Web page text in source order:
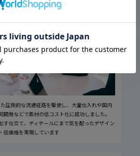
れ体制に基づく
圧倒的な流通経路を駆使し、大量仕入れや国内
発などで素材の低コスト化に成功しました。
す仕立て、ディテールにまで気を配ったデザイン
低価格を実現しています